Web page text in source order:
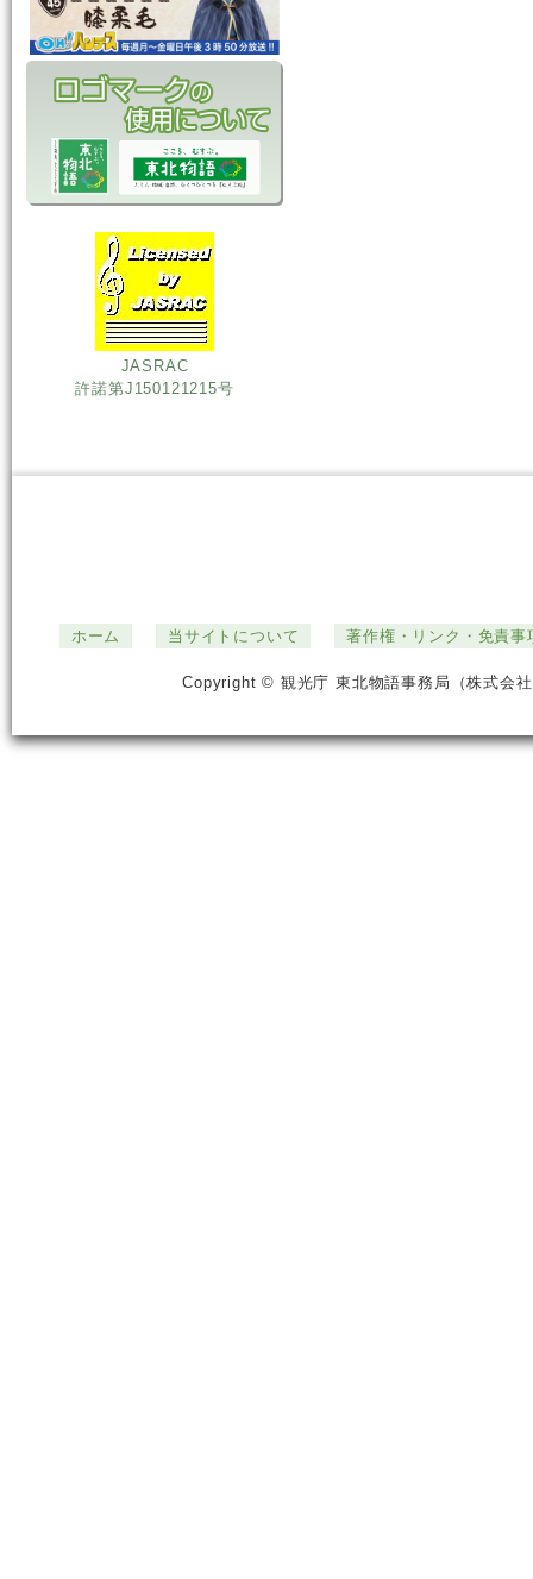
JASRAC
許諾第J150121215号
ホーム 当サイトについて 著作権・リンク・免責事
Copyright © 観光庁 東北物語事務局（株式会